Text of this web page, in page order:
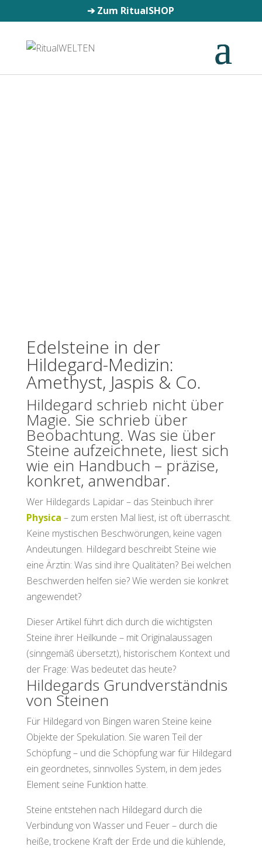
➔Zum RitualSHOP
Edelsteine in der
Hildegard-Medizin:
Amethyst, Jaspis & Co.
Hildegard schrieb nicht über
Magie. Sie schrieb über
Beobachtung. Was sie über
Steine aufzeichnete, liest sich
wie ein Handbuch – präzise,
konkret, anwendbar.
Wer Hildegards Lapidar – das Steinbuch ihrer
Physica – zum ersten Mal liest, ist oft überrascht.
Keine mystischen Beschwörungen, keine vagen
Andeutungen. Hildegard beschreibt Steine wie
eine Ärztin: Was sind ihre Qualitäten? Bei welchen
Beschwerden helfen sie? Wie werden sie konkret
angewendet?
Dieser Artikel führt dich durch die wichtigsten
Steine ihrer Heilkunde – mit Originalaussagen
(sinngemäß übersetzt), historischem Kontext und
der Frage: Was bedeutet das heute?
Hildegards Grundverständnis
von Steinen
Für Hildegard von Bingen waren Steine keine
Objekte der Spekulation. Sie waren Teil der
Schöpfung – und die Schöpfung war für Hildegard
ein geordnetes, sinnvolles System, in dem jedes
Element seine Funktion hatte.
Steine entstehen nach Hildegard durch die
Verbindung von Wasser und Feuer – durch die
heiße, trockene Kraft der Erde und die kühlende,